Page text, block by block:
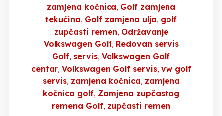
zamjena kočnica Golf zamjena
tekućina Golf zamjena ulja golf
zupčasti remen Održavanje
Volkswagen Golf Redovan servis
Golf servis Volkswagen Golf
centar Volkswagen Golf servis vw golf
servis zamjena kočnica zamjena
kočnica golf Zamjena zupčastog
remena Golf zupčasti remen